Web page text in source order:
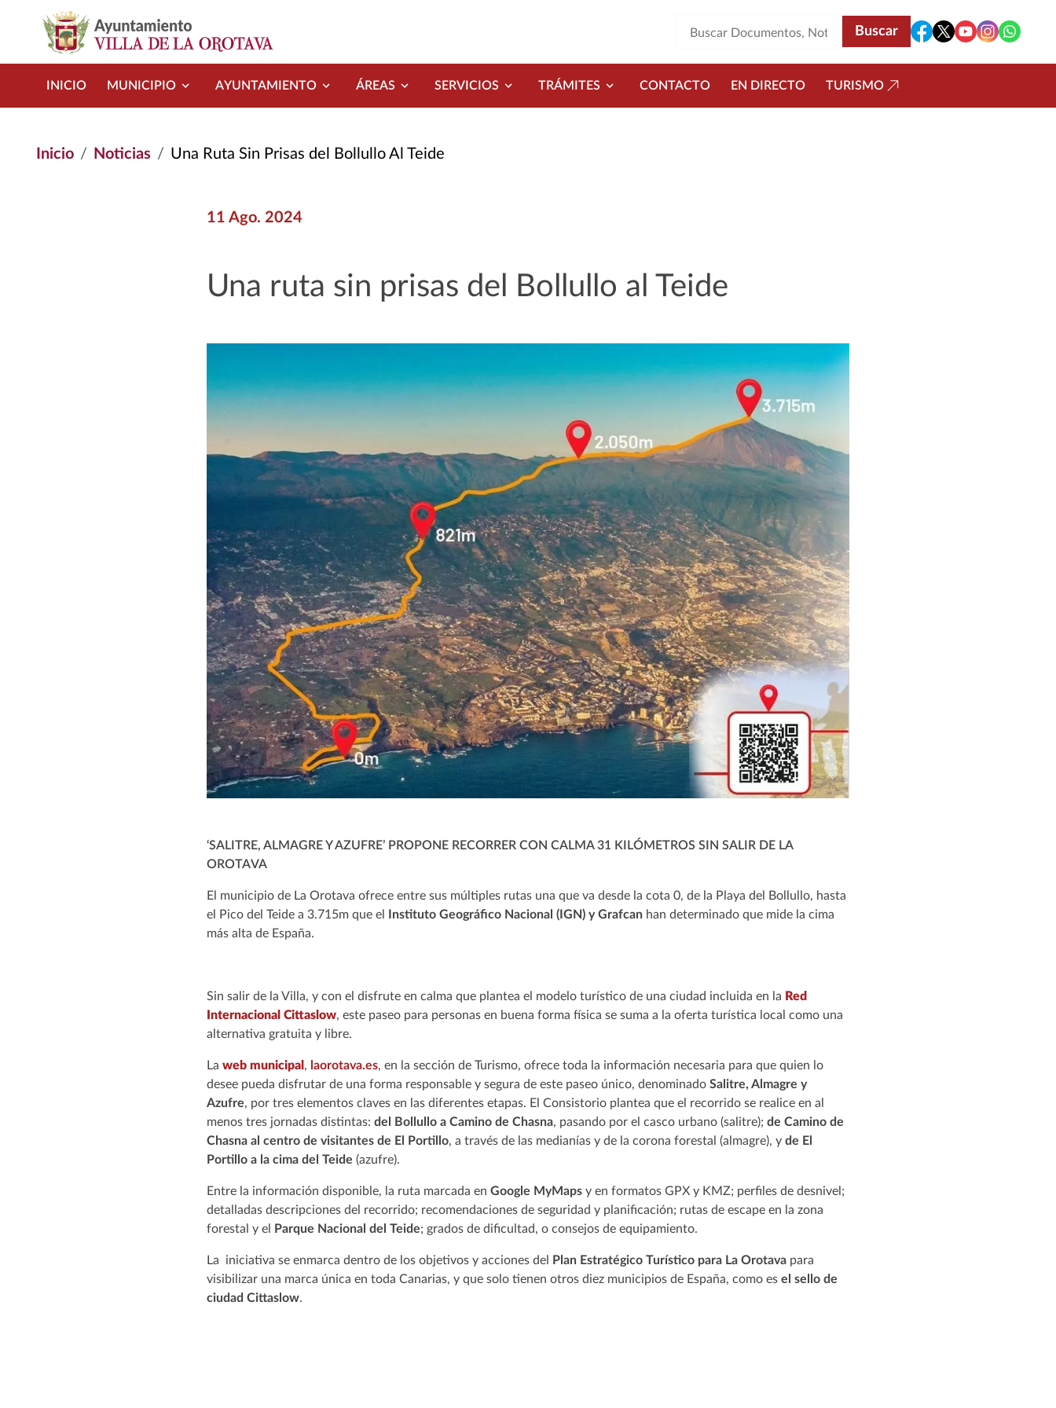
INICIO MUNICIPIO AYUNTAMIENTO ÁREAS SERVICIOS TRÁMITES CONTACTO EN DIRECTO TURISMO
Inicio Noticias Una Ruta Sin Prisas del Bollullo Al Teide
11 Ago. 2024
Una ruta sin prisas del Bollullo al Teide
‘SALITRE, ALMAGRE Y AZUFRE’ PROPONE RECORRER CON CALMA 31 KILÓMETROS SIN SALIR DE LA
OROTAVA
El municipio de La Orotava ofrece entre sus múltiples rutas una que va desde la cota 0, de la Playa del Bollullo, hasta
el Pico del Teide a 3.715m que el
Instituto Geográfico Nacional (IGN) y Grafcan han determinado que mide la cima
más alta de España.
Sin salir de la Villa, y con el disfrute en calma que plantea el modelo turístico de una ciudad incluida en la Red
Internacional Cittaslow, este paseo para personas en buena forma física se suma a la oferta turística local como una
alternativa gratuita y libre.
Laweb municipal , laorotava.es, en la sección de Turismo, ofrece toda la información necesaria para que quien lo
desee pueda disfrutar de una forma responsable y segura de este paseo único, denominado Salitre, Almagre y
Azufre, por tres elementos claves en las diferentes etapas. El Consistorio plantea que el recorrido se realice en al
menos tres jornadas distintas:del Bollullo a Camino de Chasna, pasando por el casco urbano (salitre);de Camino de
Chasna al centro de visitantes de El Portillo, a través de las medianías y de la corona forestal (almagre), yde El
Portillo a la cima del Teide (azufre).
Entre la información disponible, la ruta marcada enGoogle MyMaps y en formatos GPX y KMZ; perfiles de desnivel;
detalladas descripciones del recorrido; recomendaciones de seguridad y planificación; rutas de escape en la zona
forestal y el
Parque Nacional del Teide; grados de dificultad, o consejos de equipamiento.
La iniciativa se enmarca dentro de los objetivos y acciones del Plan Estratégico Turístico para La Orotava para
visibilizar una marca única en toda Canarias, y que solo tienen otros diez municipios de España, como es el sello de
ciudad Cittaslow.